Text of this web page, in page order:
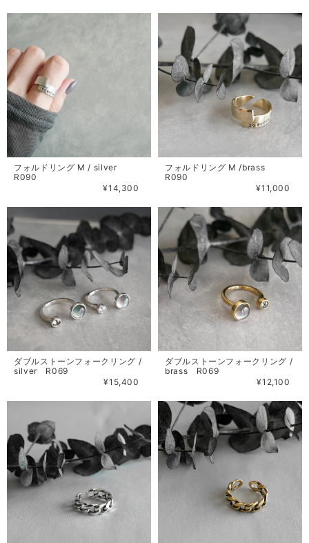
フォルドリング M / silver
R090
¥14,300
フォルドリング M /brass
R090
¥11,000
ダブルストーンフォークリング /
silver R069
¥15,400
ダブルストーンフォークリング /
brass R069
¥12,100